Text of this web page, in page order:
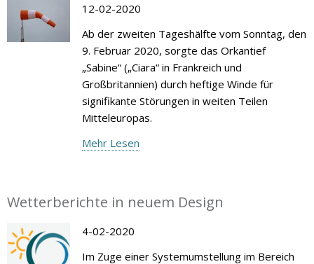
12-02-2020
Ab der zweiten Tageshälfte vom Sonntag, den
9. Februar 2020, sorgte das Orkantief
„Sabine“ („Ciara“ in Frankreich und
Großbritannien) durch heftige Winde für
signifikante Störungen in weiten Teilen
Mitteleuropas.
Mehr Lesen
Wetterberichte in neuem Design
4-02-2020
Im Zuge einer Systemumstellung im Bereich